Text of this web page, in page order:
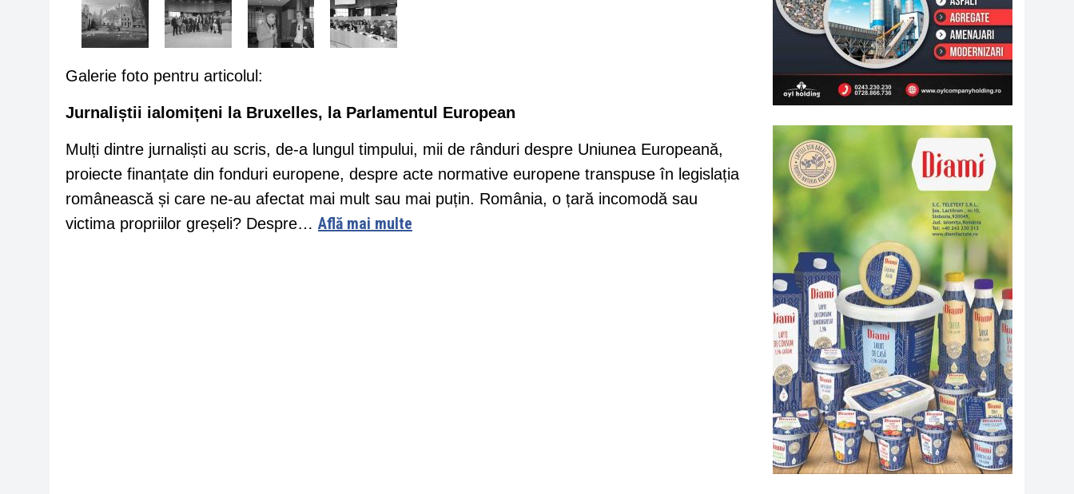
Galerie foto pentru articolul:
Jurnaliștii ialomițeni la Bruxelles, la Parlamentul European
Mulți dintre jurnaliști au scris, de-a lungul timpului, mii de rânduri despre Uniunea Europeană,
proiecte finanțate din fonduri europene, despre acte normative europene transpuse în legislația
românească și care ne-au afectat mai mult sau mai puțin. România, o țară incomodă sau
victima propriilor greșeli? Despre… Află mai multe